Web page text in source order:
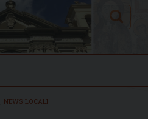
Search
NEWS LOCALI